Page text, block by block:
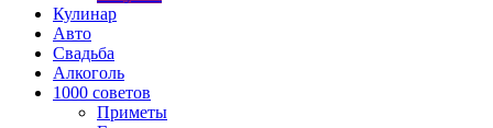
Кулинар
Авто
Свадьба
Алкоголь
1000 советов
Приметы